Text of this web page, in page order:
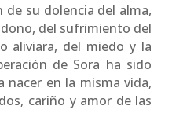
de su dolencia del alma,
del sufrimiento del
aliviara, del miedo y la
de Sora ha sido
nacer en la misma vida,
cariño y amor de las